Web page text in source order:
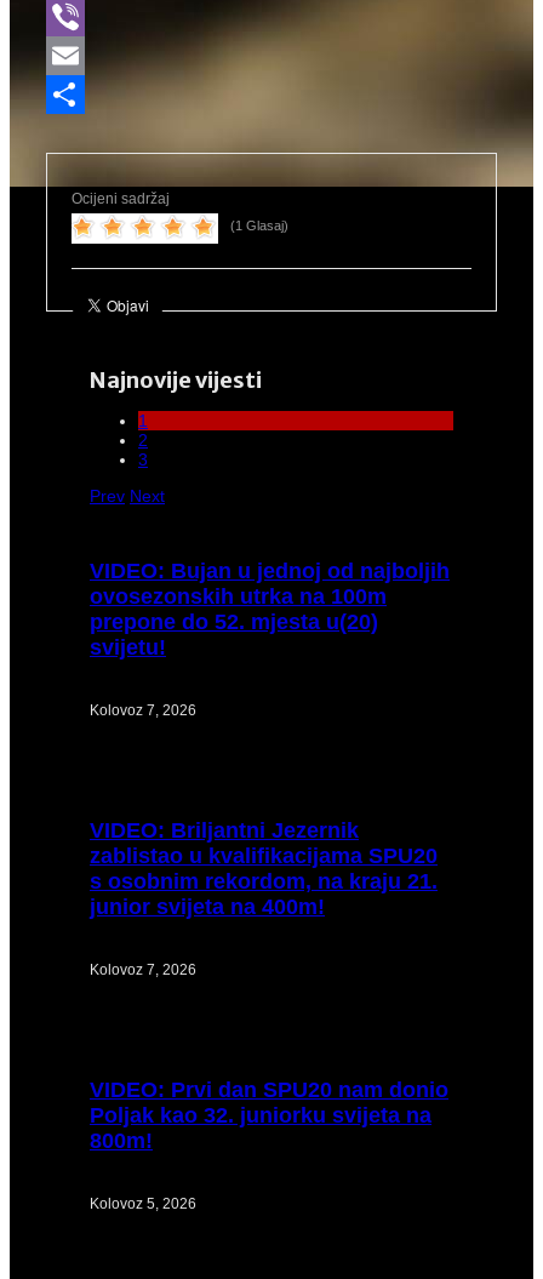
WhatsApp
Viber
Email
Ocijeni sadržaj
(1 Glasaj)
Najnovije vijesti
1
2
3
Prev Next
VIDEO: Bujan u jednoj od najboljih
ovosezonskih utrka na 100m
prepone do 52. mjesta u(20)
svijetu!
Kolovoz 7, 2026
VIDEO: Briljantni Jezernik
zablistao u kvalifikacijama SPU20
s osobnim rekordom, na kraju 21.
junior svijeta na 400m!
Kolovoz 7, 2026
VIDEO: Prvi dan SPU20 nam donio
Poljak kao 32. juniorku svijeta na
800m!
Kolovoz 5, 2026